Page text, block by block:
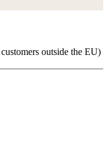
outside the EU)